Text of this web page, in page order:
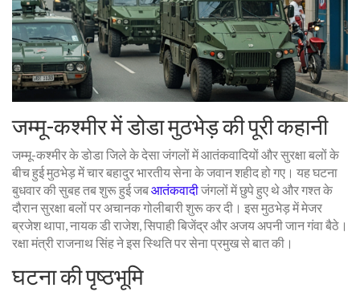
जम्मू-कश्मीर में डोडा मुठभेड़ की पूरी कहानी
जम्मू-कश्मीर के डोडा जिले के देसा जंगलों में आतंकवादियों और सुरक्षा बलों के
बीच हुई मुठभेड़ में चार बहादुर भारतीय सेना के जवान शहीद हो गए। यह घटना
बुधवार की सुबह तब शुरू हुई जबआतंकवादी जंगलों में छुपे हुए थे और गश्त के
दौरान सुरक्षा बलों पर अचानक गोलीबारी शुरू कर दी। इस मुठभेड़ में मेजर
ब्रजेश थापा, नायक डी राजेश, सिपाही बिजेंद्र और अजय अपनी जान गंवा बैठे।
रक्षा मंत्री राजनाथ सिंह ने इस स्थिति पर सेना प्रमुख से बात की।
घटना की पृष्ठभूमि